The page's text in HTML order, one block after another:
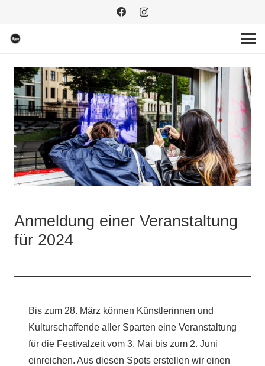
Anmeldung einer Veranstaltung
für 2024
Bis zum 28. März können Künstlerinnen und
Kulturschaffende aller Sparten eine Veranstaltung
für die Festivalzeit vom 3. Mai bis zum 2. Juni
einreichen. Aus diesen Spots erstellen wir einen